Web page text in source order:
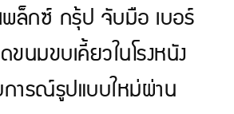
พล็กซ์ กรุ้ป จับมือ เบอร์
ขนมขบเคี้ยวในโรงหนัง
การณ์รูปแบบใหม่ผ่าน